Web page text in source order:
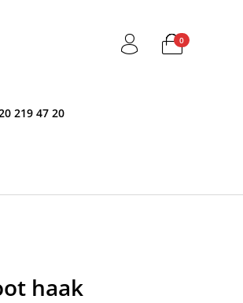
0
219 47 20
haak